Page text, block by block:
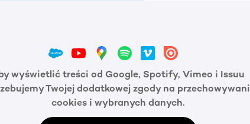
wyświetlić treści od Google, Spotify, Vimeo i Issuu
Twojej dodatkowej zgody na
cookies i wybranych danych.